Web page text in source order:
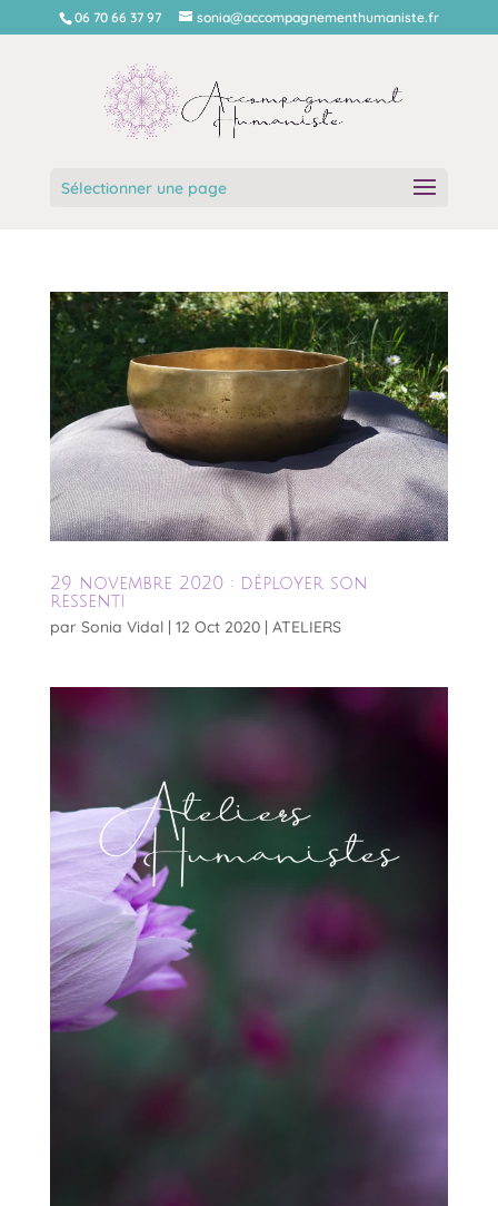
06 70 66 37 97 sonia@accompagnementhumaniste.fr
Sélectionner une page
29 novembre 2020 : déployer son
ressenti
par Sonia Vidal| 12 Oct 2020| ATELIERS